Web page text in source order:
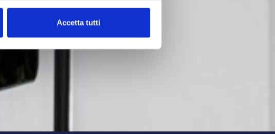
Accetta tutti